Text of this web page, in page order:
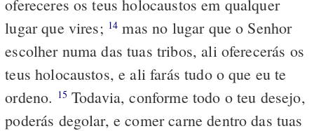
ofereceres os teus holocaustos em qualquer
lugar que vires; 14 mas no lugar que o Senhor
escolher numa das tuas tribos, ali oferecerás os
teus holocaustos, e ali farás tudo o que eu te
ordeno. 15 Todavia, conforme todo o teu desejo,
poderás degolar, e comer carne dentro das tuas